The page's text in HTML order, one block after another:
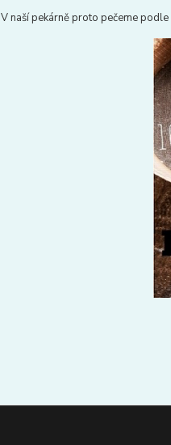
V naší pekárně proto pečeme podle